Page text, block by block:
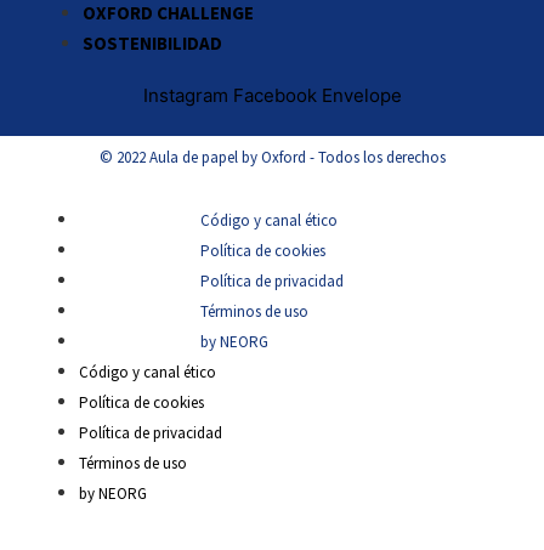
OXFORD CHALLENGE
SOSTENIBILIDAD
Instagram Facebook Envelope
© 2022 Aula de papel by Oxford - Todos los derechos
Código y canal ético
Política de cookies
Política de privacidad
Términos de uso
by NEORG
Código y canal ético
Política de cookies
Política de privacidad
Términos de uso
by NEORG